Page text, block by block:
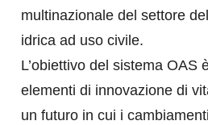
multinazionale del settore
idrica ad uso civile.
L’obiettivo del sistema OAS
elementi di innovazione di
un futuro in cui i